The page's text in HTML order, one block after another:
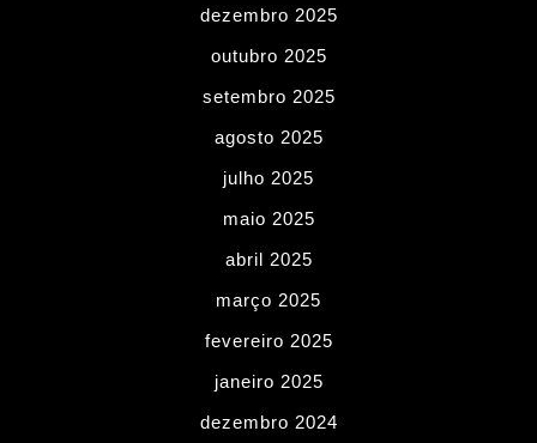
dezembro 2025
outubro 2025
setembro 2025
agosto 2025
julho 2025
maio 2025
abril 2025
março 2025
fevereiro 2025
janeiro 2025
dezembro 2024